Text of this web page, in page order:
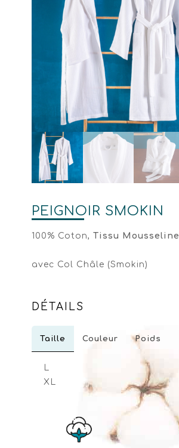
PEIGNOIR SMOKIN
100% Coton, Tissu Mousseline
avec Col Châle (Smokin)
DÉTAILS
Taille Couleur Poids
XL